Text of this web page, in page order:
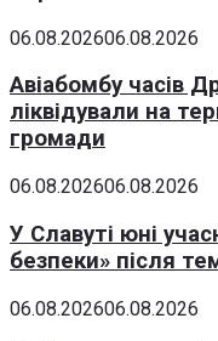
06.08.202606.08.2026
Авіабомбу часів
ліквідували на
громади
06.08.202606.08.2026
У Славуті юні
безпеки» після
06.08.202606.08.2026